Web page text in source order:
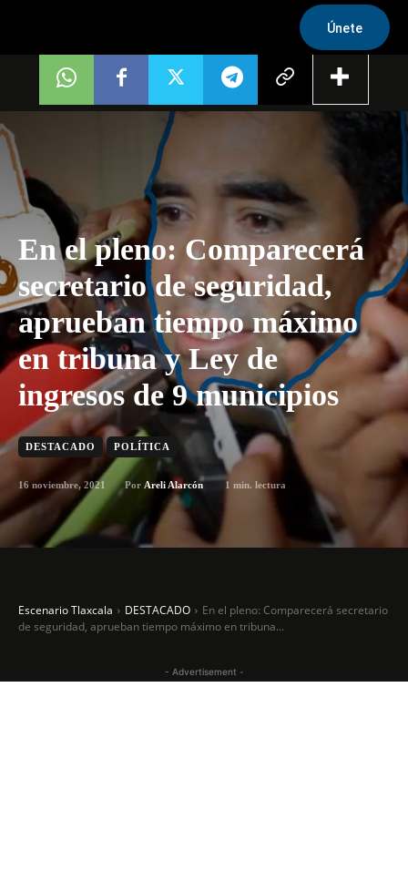
Únete
En el pleno: Comparecerá
secretario de seguridad,
aprueban tiempo máximo
en tribuna y Ley de
ingresos de 9 municipios
DESTACADO POLÍTICA
16 noviembre, 2021 Por Areli Alarcón 1 min. lectura
Escenario Tlaxcala DESTACADO
En el pleno: Comparecerá secretario
de seguridad, aprueban tiempo máximo en tribuna...
- Advertisement -